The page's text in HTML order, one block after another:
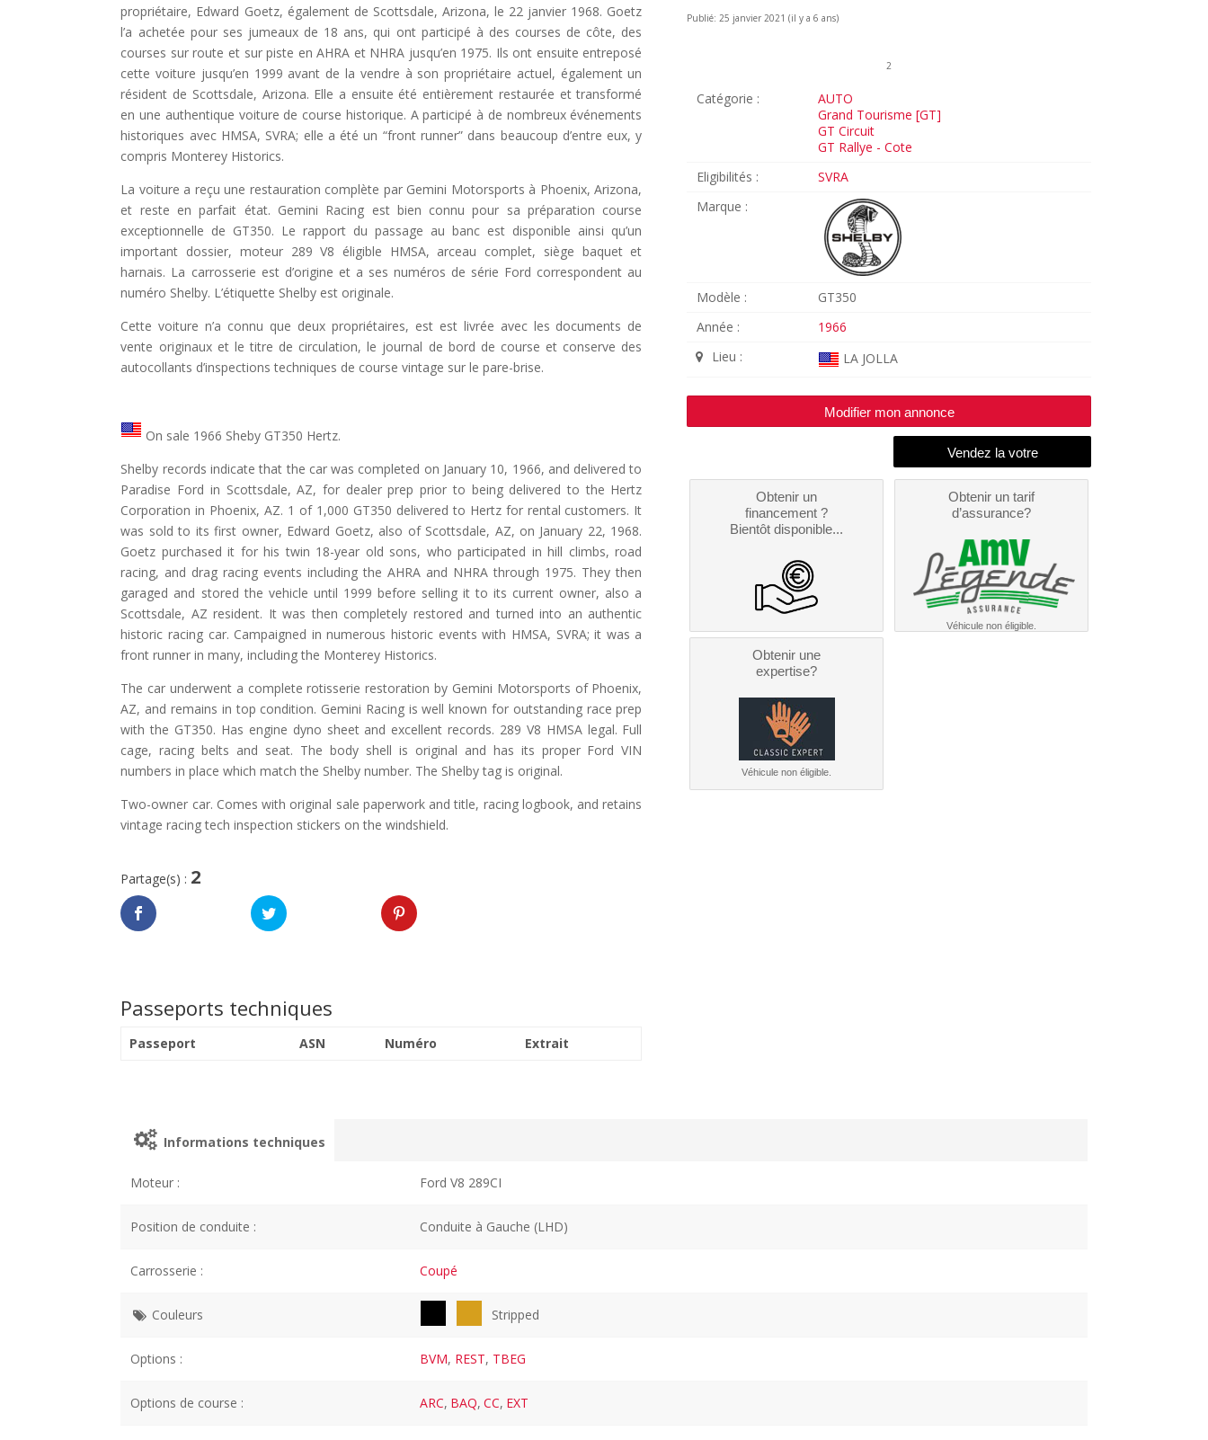
propriétaire, Edward Goetz, également de Scottsdale, Arizona, le 22 janvier 1968. Goetz
l’a achetée pour ses jumeaux de 18 ans, qui ont participé à des courses de côte, des
courses sur route et sur piste en AHRA et NHRA jusqu’en 1975. Ils ont ensuite entreposé
cette voiture jusqu’en 1999 avant de la vendre à son propriétaire actuel, également un
résident de Scottsdale, Arizona. Elle a ensuite été entièrement restaurée et transformé
en une authentique voiture de course historique. A participé à de nombreux événements
historiques avec HMSA, SVRA; elle a été un “front runner” dans beaucoup d’entre eux, y
compris Monterey Historics.
La voiture a reçu une restauration complète par Gemini Motorsports à Phoenix, Arizona,
et reste en parfait état. Gemini Racing est bien connu pour sa préparation course
exceptionnelle de GT350. Le rapport du passage au banc est disponible ainsi qu’un
important dossier, moteur 289 V8 éligible HMSA, arceau complet, siège baquet et
harnais. La carrosserie est d’origine et a ses numéros de série Ford correspondent au
numéro Shelby. L’étiquette Shelby est originale.
Cette voiture n’a connu que deux propriétaires, est est livrée avec les documents de
vente originaux et le titre de circulation, le journal de bord de course et conserve des
autocollants d’inspections techniques de course vintage sur le pare-brise.
On sale 1966 Sheby GT350 Hertz.
Shelby records indicate that the car was completed on January 10, 1966, and delivered to
Paradise Ford in Scottsdale, AZ, for dealer prep prior to being delivered to the Hertz
Corporation in Phoenix, AZ. 1 of 1,000 GT350 delivered to Hertz for rental customers. It
was sold to its first owner, Edward Goetz, also of Scottsdale, AZ, on January 22, 1968.
Goetz purchased it for his twin 18-year old sons, who participated in hill climbs, road
racing, and drag racing events including the AHRA and NHRA through 1975. They then
garaged and stored the vehicle until 1999 before selling it to its current owner, also a
Scottsdale, AZ resident. It was then completely restored and turned into an authentic
historic racing car. Campaigned in numerous historic events with HMSA, SVRA; it was a
front runner in many, including the Monterey Historics.
The car underwent a complete rotisserie restoration by Gemini Motorsports of Phoenix,
AZ, and remains in top condition. Gemini Racing is well known for outstanding race prep
with the GT350. Has engine dyno sheet and excellent records. 289 V8 HMSA legal. Full
cage, racing belts and seat. The body shell is original and has its proper Ford VIN
numbers in place which match the Shelby number. The Shelby tag is original.
Two-owner car. Comes with original sale paperwork and title, racing logbook, and retains
vintage racing tech inspection stickers on the windshield.
Partage(s) : 2
Passeports techniques
Passeport ASN Numéro Extrait
Publié: 25 janvier 2021 (il y a 6 ans)
2
Catégorie :
AUTO
Grand Tourisme [GT]
GT Circuit
GT Rallye - Cote
Eligibilités :
SVRA
Marque :
Modèle :
GT350
Année :
1966
Lieu :
LA JOLLA
Modifier mon annonce
Obtenir un
financement ?
Bientôt disponible...
Obtenir un tarif
d’assurance?
Véhicule non éligible.
Obtenir une
expertise?
Véhicule non éligible.
Informations techniques
Moteur : Ford V8 289CI
Position de conduite : Conduite à Gauche (LHD)
Carrosserie : Coupé
Couleurs Stripped
Options : BVM, REST, TBEG
Options de course : ARC, BAQ, CC, EXT